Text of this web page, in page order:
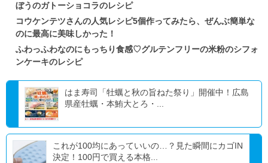
ぼうのガトーショコラのレシピ
コウケンテツさんの人気レシピ5個作ってみたら、ぜんぶ簡単な
のに最高に美味しかった！
ふわっふわなのにもっちり食感♡グルテンフリーの米粉のシフォ
ンケーキのレシピ
はま寿司「牡蠣と秋の旨ねた祭り」開催中！広島
県産牡蠣・本鮪大とろ・...
これが100均にあっていいの…？見た瞬間にカゴIN
決定！100円で買える本格...